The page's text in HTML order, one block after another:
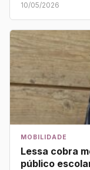
10/05/2026
MOBILIDADE
Lessa cobra
público